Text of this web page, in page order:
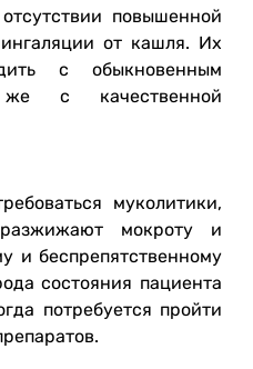
повышенной
от кашля. Их
с обыкновенным
с качественной
муколитики,
мокроту и
и беспрепятственному
состояния пациента
потребуется пройти